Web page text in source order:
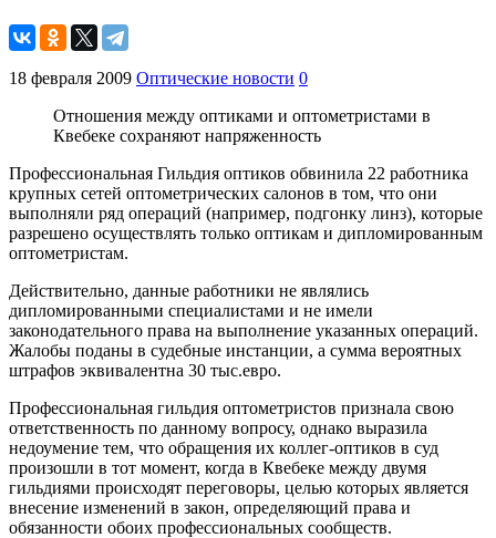
18 февраля 2009 Оптические новости 0
Отношения между оптиками и оптометристами в
Квебеке сохраняют напряженность
Профессиональная Гильдия оптиков обвинила 22 работника
крупных сетей оптометрических салонов в том, что они
выполняли ряд операций (например, подгонку линз), которые
разрешено осуществлять только оптикам и дипломированным
оптометристам.
Действительно, данные работники не являлись
дипломированными специалистами и не имели
законодательного права на выполнение указанных операций.
Жалобы поданы в судебные инстанции, а сумма вероятных
штрафов эквивалентна 30 тыс.евро.
Профессиональная гильдия оптометристов признала свою
ответственность по данному вопросу, однако выразила
недоумение тем, что обращения их коллег-оптиков в суд
произошли в тот момент, когда в Квебеке между двумя
гильдиями происходят переговоры, целью которых является
внесение изменений в закон, определяющий права и
обязанности обоих профессиональных сообществ.